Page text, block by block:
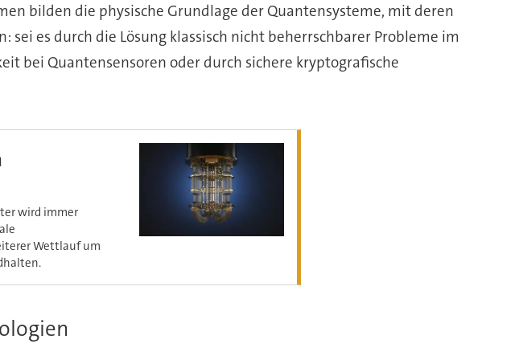
bilden die physische Grundlage der Quantensysteme, mit deren
es durch die Lösung klassisch nicht beherrschbarer Probleme im
bei Quantensensoren oder durch sichere kryptografische
wird immer
Wettlauf um